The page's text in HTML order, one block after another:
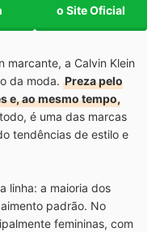
o Site Oficial
marcante, a Calvin Klein
da moda. Preza pelo
e, ao mesmo tempo,
é uma das marcas
tendências de estilo e
linha: a maioria dos
padrão. No
femininas, com